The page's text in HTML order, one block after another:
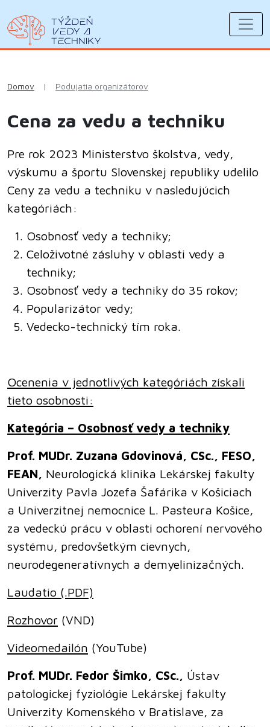
Domov | Podujatia organizátorov
Cena za vedu a techniku
Pre rok 2023 Ministerstvo školstva, vedy,
výskumu a športu Slovenskej republiky udelilo
Ceny za vedu a techniku v nasledujúcich
kategóriách:
Osobnosť vedy a techniky;
Celoživotné zásluhy v oblasti vedy a
techniky;
Osobnosť vedy a techniky do 35 rokov;
Popularizátor vedy;
Vedecko-technický tím roka.
Ocenenia v jednotlivých kategóriách získali
tieto osobnosti:
Kategória – Osobnosť vedy a techniky
Prof. MUDr. Zuzana Gdovinová, CSc., FESO,
FEAN, Neurologická klinika Lekárskej fakulty
Univerzity Pavla Jozefa Šafárika v Košiciach
a Univerzitnej nemocnice L. Pasteura Košice,
za vedeckú prácu v oblasti ochorení nervového
systému, predovšetkým cievnych,
neurodegeneratívnych a demyelinizačných.
Laudatio (.PDF)
Rozhovor (VND)
Videomedailón (YouTube)
Prof. MUDr. Fedor Šimko, CSc., Ústav
patologickej fyziológie Lekárskej fakulty
Univerzity Komenského v Bratislave, za